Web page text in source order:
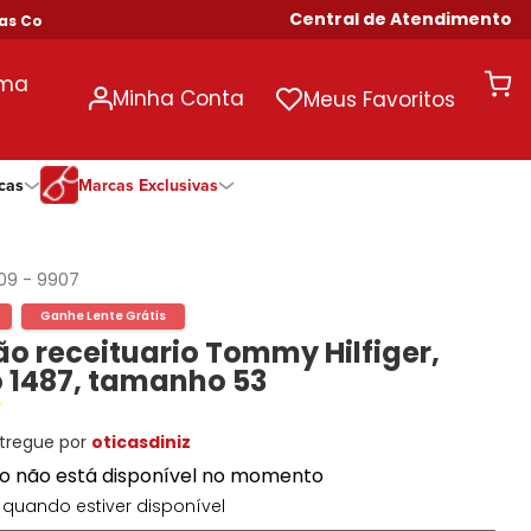
Acima de R$ 699! Central de Atendimento
Minha Conta Meus Favoritos
Hit
DNZ
Ono
Todas Exclusivas
Hit
DNZ
Ono
Todas Exclusivas
Mensal
Anual
Todas as Durações
Dii Collection
Hit
Ono
Marcas Exclusivas
-9907
Ganhe Lente Grátis
receituario Tommy Hilfiger,
tamanho 53
por oticasdiniz
não está disponível no momento
estiver disponível